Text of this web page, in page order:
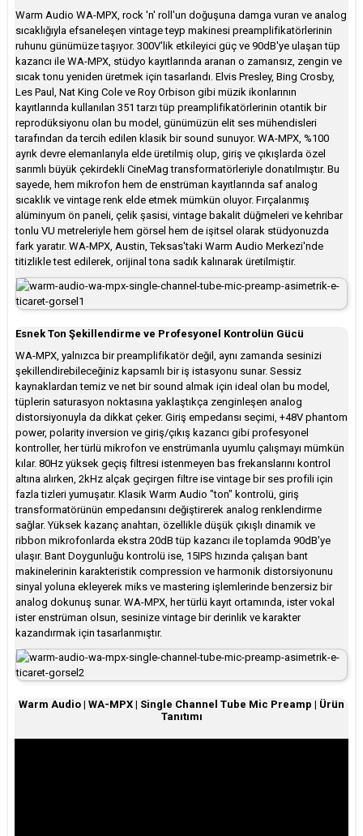
Warm Audio WA-MPX, rock 'n' roll'un doğuşuna damga vuran ve analog
sıcaklığıyla efsaneleşen vintage teyp makinesi preamplifikatörlerinin
ruhunu günümüze taşıyor. 300V'lik etkileyici güç ve 90dB'ye ulaşan tüp
kazancı ile WA-MPX, stüdyo kayıtlarında aranan o zamansız, zengin ve
sıcak tonu yeniden üretmek için tasarlandı. Elvis Presley, Bing Crosby,
Les Paul, Nat King Cole ve Roy Orbison gibi müzik ikonlarının
kayıtlarında kullanılan 351 tarzı tüp preamplifikatörlerinin otantik bir
reprodüksiyonu olan bu model, günümüzün elit ses mühendisleri
tarafından da tercih edilen klasik bir sound sunuyor. WA-MPX, %100
ayrık devre elemanlarıyla elde üretilmiş olup, giriş ve çıkışlarda özel
sarımlı büyük çekirdekli CineMag transformatörleriyle donatılmıştır. Bu
sayede, hem mikrofon hem de enstrüman kayıtlarında saf analog
sıcaklık ve vintage renk elde etmek mümkün oluyor. Fırçalanmış
alüminyum ön paneli, çelik şasisi, vintage bakalit düğmeleri ve kehribar
tonlu VU metreleriyle hem görsel hem de işitsel olarak stüdyonuzda
fark yaratır. WA-MPX, Austin, Teksas'taki Warm Audio Merkezi'nde
titizlikle test edilerek, orijinal tona sadık kalınarak üretilmiştir.
Esnek Ton Şekillendirme ve Profesyonel Kontrolün Gücü
WA-MPX, yalnızca bir preamplifikatör değil, aynı zamanda sesinizi
şekillendirebileceğiniz kapsamlı bir iş istasyonu sunar. Sessiz
kaynaklardan temiz ve net bir sound almak için ideal olan bu model,
tüplerin saturasyon noktasına yaklaştıkça zenginleşen analog
distorsiyonuyla da dikkat çeker. Giriş empedansı seçimi, +48V phantom
power, polarity inversion ve giriş/çıkış kazancı gibi profesyonel
kontroller, her türlü mikrofon ve enstrümanla uyumlu çalışmayı mümkün
kılar. 80Hz yüksek geçiş filtresi istenmeyen bas frekanslarını kontrol
altına alırken, 2kHz alçak geçirgen filtre ise vintage bir ses profili için
fazla tizleri yumuşatır. Klasik Warm Audio "ton" kontrolü, giriş
transformatörünün empedansını değiştirerek analog renklendirme
sağlar. Yüksek kazanç anahtarı, özellikle düşük çıkışlı dinamik ve
ribbon mikrofonlarda ekstra 20dB tüp kazancı ile toplamda 90dB'ye
ulaşır. Bant Doygunluğu kontrolü ise, 15IPS hızında çalışan bant
makinelerinin karakteristik compression ve harmonik distorsiyonunu
sinyal yoluna ekleyerek miks ve mastering işlemlerinde benzersiz bir
analog dokunuş sunar. WA-MPX, her türlü kayıt ortamında, ister vokal
ister enstrüman olsun, sesinize vintage bir derinlik ve karakter
kazandırmak için tasarlanmıştır.
Warm Audio | WA-MPX | Single Channel Tube Mic Preamp | Ürün
Tanıtımı